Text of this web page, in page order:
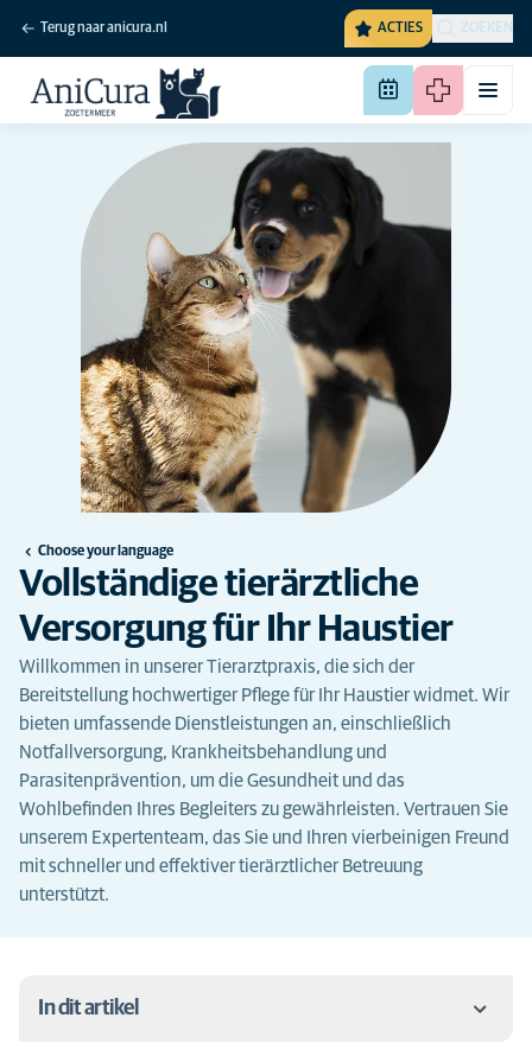
Terug naar anicura.nl ACTIES ZOEKEN
Choose your language
Vollständige tierärztliche
Versorgung für Ihr Haustier
Willkommen in unserer Tierarztpraxis, die sich der
Bereitstellung hochwertiger Pflege für Ihr Haustier widmet. Wir
bieten umfassende Dienstleistungen an, einschließlich
Notfallversorgung, Krankheitsbehandlung und
Parasitenprävention, um die Gesundheit und das
Wohlbefinden Ihres Begleiters zu gewährleisten. Vertrauen Sie
unserem Expertenteam, das Sie und Ihren vierbeinigen Freund
mit schneller und effektiver tierärztlicher Betreuung
unterstützt.
In dit artikel